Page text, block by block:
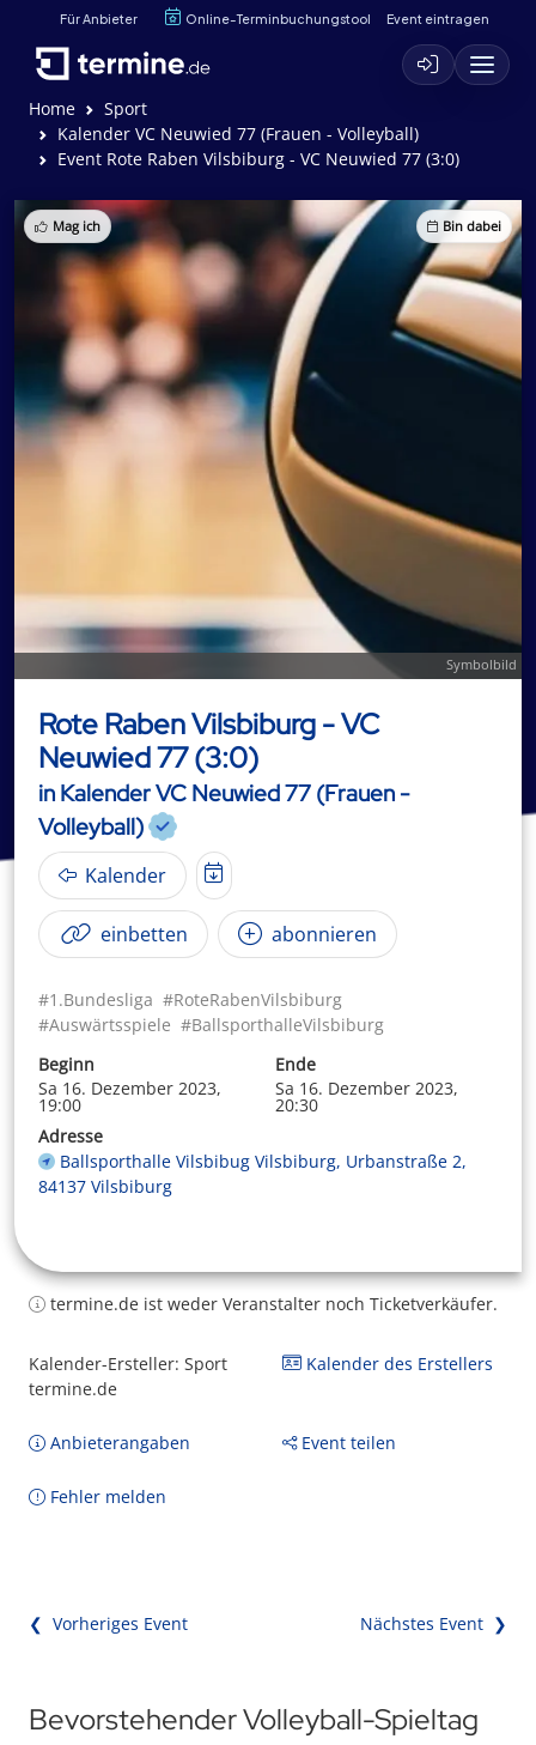
Für Anbieter Online-Terminbuchungstool Event eintragen
Home
Sport
Kalender VC Neuwied 77 (Frauen - Volleyball)
Event Rote Raben Vilsbiburg - VC Neuwied 77 (3:0)
Mag ich Bin dabei
Symbolbild
Rote Raben Vilsbiburg - VC
Neuwied 77 (3:0)
in Kalender VC Neuwied 77 (Frauen -
Volleyball)
Kalender
einbetten abonnieren
#1.Bundesliga #RoteRabenVilsbiburg
#Auswärtsspiele #BallsporthalleVilsbiburg
Beginn
Sa 16. Dezember 2023,
19:00
Ende
Sa 16. Dezember 2023,
20:30
Adresse
Ballsporthalle Vilsbibug Vilsbiburg, Urbanstraße 2,
84137 Vilsbiburg
termine.de ist weder Veranstalter noch Ticketverkäufer.
Kalender-Ersteller: Sport
termine.de
Kalender des Erstellers
Anbieterangaben Event teilen
Fehler melden
❮ Vorheriges Event Nächstes Event ❯
Bevorstehender Volleyball-Spieltag